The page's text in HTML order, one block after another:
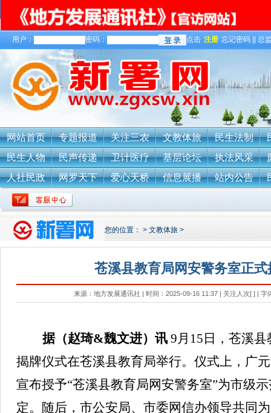
用户： 密码： 点击 注册 忘记密码 || 总
关于我们
网站首页 专题报道 关注三农 文教体旅 民生法制
民生人物
民声传递 卫计医疗 基层论坛 执法风采
人社民政
网罗天下 爱心天桥 信息展播 站内公告
您的位置： > 文教体旅 >
苍溪县教育局网安警务室正式
来源：地方发展通讯社 | 时间：2025-09-16 11:37 | 关注人次[ ] | 字
据（赵琦&魏文进） 讯 9月15日，苍溪县
揭牌仪式在苍溪县教育局举行。 仪式上，广
宣布授予“苍溪县教育局网安警务室”为市级
定。随后，市公安局、市委网信办领导共同